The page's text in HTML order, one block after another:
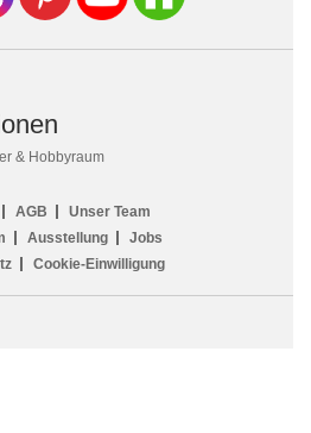
& Hobbyraum
AGB
Unser Team
Ausstellung
Jobs
Cookie-Einwilligung